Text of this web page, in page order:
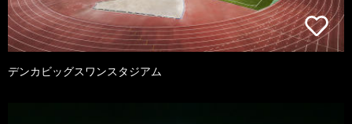
デンカビッグスワンスタジアム